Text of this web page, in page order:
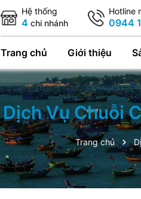
Hệ thống
4 chi nhánh
Hotline
0944
Trang chủ Giới thiệu
Dịch Vụ Chuỗi
Trang chủ